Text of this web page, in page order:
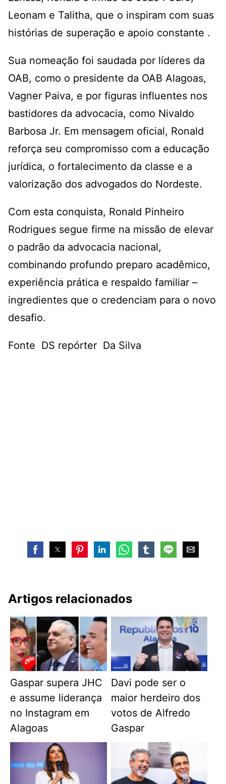
Leonam e Talitha, que o inspiram com suas
histórias de superação e apoio constante .
Sua nomeação foi saudada por líderes da
OAB, como o presidente da OAB Alagoas,
Vagner Paiva, e por figuras influentes nos
bastidores da advocacia, como Nivaldo
Barbosa Jr. Em mensagem oficial, Ronald
reforça seu compromisso com a educação
jurídica, o fortalecimento da classe e a
valorização dos advogados do Nordeste.
Com esta conquista, Ronald Pinheiro
Rodrigues segue firme na missão de elevar
o padrão da advocacia nacional,
combinando profundo preparo acadêmico,
experiência prática e respaldo familiar –
ingredientes que o credenciam para o novo
desafio.
Fonte DS repórter Da Silva
Artigos relacionados
Gaspar supera JHC
e assume liderança
no Instagram em
Alagoas
Davi pode ser o
maior herdeiro dos
votos de Alfredo
Gaspar